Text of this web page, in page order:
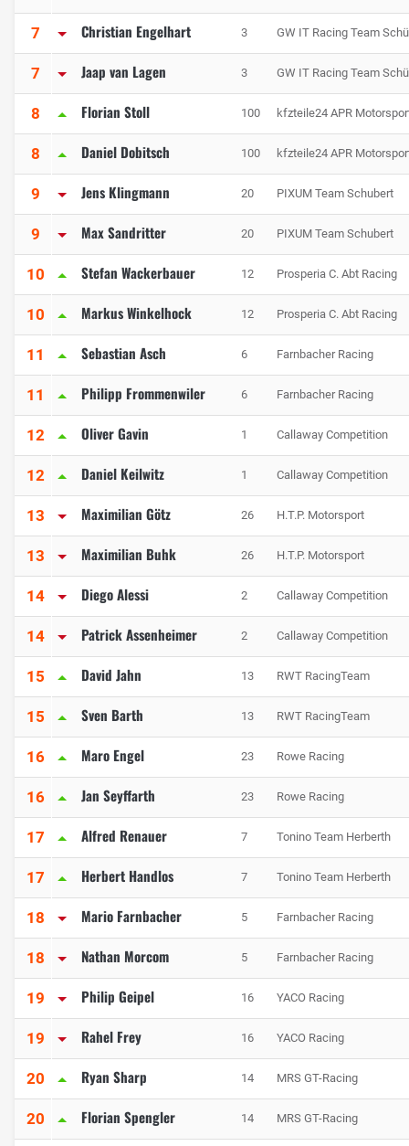
7 Christian Engelhart 3 GW IT Racing Team
7 Jaap van Lagen 3 GW IT Racing Team
8 Florian Stoll 100 kfzteile24 APR
8 Daniel Dobitsch 100 kfzteile24 APR
9 Jens Klingmann 20 PIXUM Team Schubert
9 Max Sandritter 20 PIXUM Team Schubert
10 Stefan Wackerbauer 12 Prosperia C. Abt Racing
10 Markus Winkelhock 12 Prosperia C. Abt Racing
11 Sebastian Asch 6 Farnbacher Racing
11 Philipp Frommenwiler 6 Farnbacher Racing
12 Oliver Gavin 1 Callaway Competition
12 Daniel Keilwitz 1 Callaway Competition
13 Maximilian Götz 26 H.T.P. Motorsport
13 Maximilian Buhk 26 H.T.P. Motorsport
14 Diego Alessi 2 Callaway Competition
14 Patrick Assenheimer 2 Callaway Competition
15 David Jahn 13 RWT RacingTeam
15 Sven Barth 13 RWT RacingTeam
16 Maro Engel 23 Rowe Racing
16 Jan Seyffarth 23 Rowe Racing
17 Alfred Renauer 7 Tonino Team Herberth
17 Herbert Handlos 7 Tonino Team Herberth
18 Mario Farnbacher 5 Farnbacher Racing
18 Nathan Morcom 5 Farnbacher Racing
19 Philip Geipel 16 YACO Racing
19 Rahel Frey 16 YACO Racing
20 Ryan Sharp 14 MRS GT-Racing
20 Florian Spengler 14 MRS GT-Racing